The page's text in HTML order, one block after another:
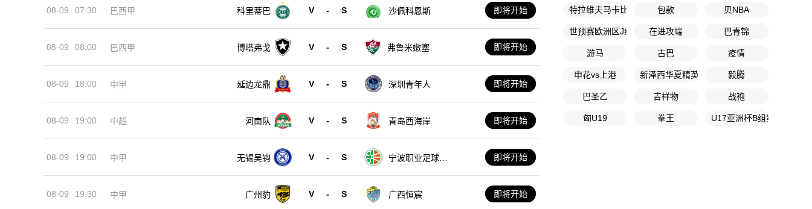
08-09 07:30 巴西甲 科里蒂巴 V - S 沙佩科恩斯 即将开始
08-09 08:00 巴西甲 博塔弗戈 V - S 弗鲁米嫩塞 即将开始
08-09 18:00 中甲 延边龙鼎 V - S 深圳青年人 即将开始
08-09 19:00 中超 河南队 V - S 青岛西海岸 即将开始
08-09 19:00 中甲 无锡吴钩 V - S
宁波职业足球俱
即将开始
08-09 19:30 中甲 广州豹 V - S 广西恒宸 即将开始
特拉维夫马卡比 包款 贝NBA
世预赛欧洲区J组第9轮在进攻端 巴青锦
游马 古巴 疫情
申花vs上港 新泽西华夏精英小将 毅腾
巴圣乙 吉祥物 战袍
匈U19 拳王 U17亚洲杯B组第1轮